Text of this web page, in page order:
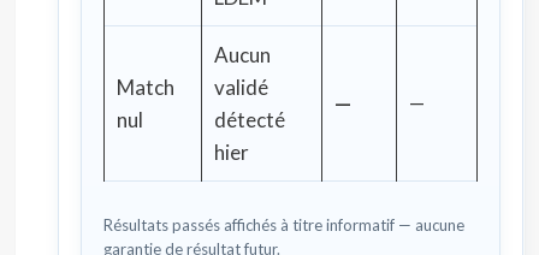
Match
nul
Aucun
validé
détecté
hier
— —
Résultats passés affichés à titre informatif — aucune
garantie de résultat futur.